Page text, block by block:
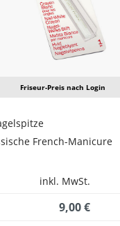
Friseur-Preis nach Login
French-Manicure
inkl. MwSt.
9,00 €